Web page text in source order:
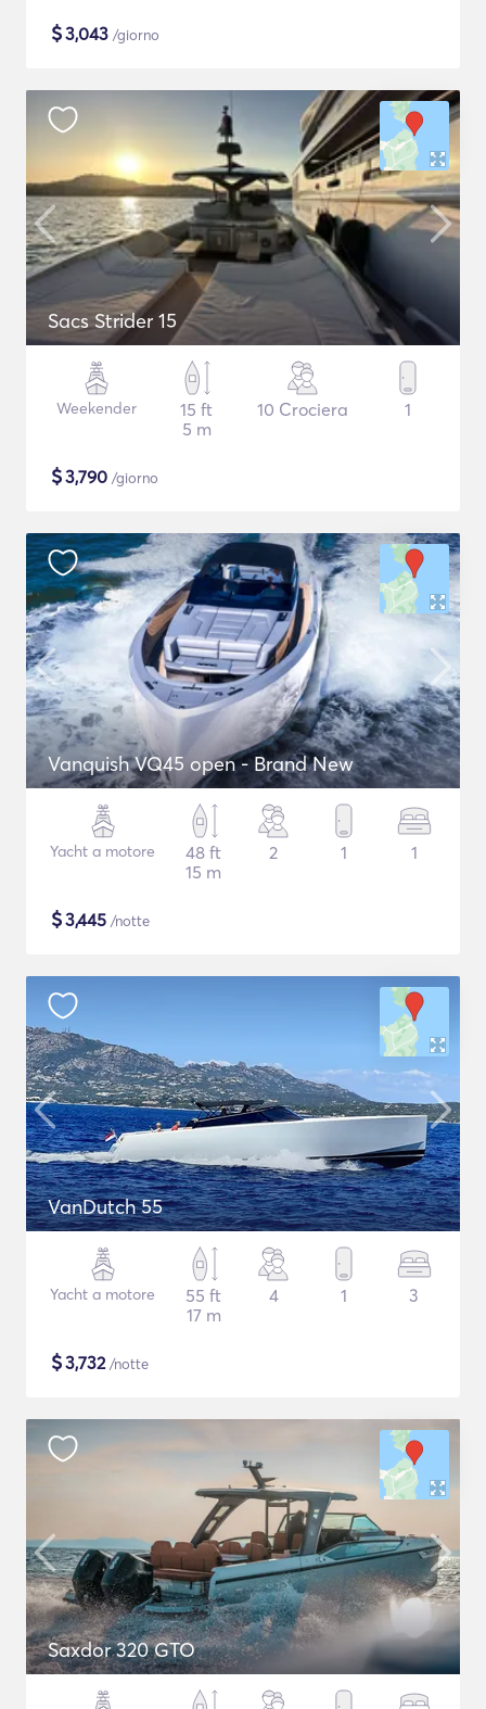
$3,043 /giorno
Sacs Strider 15
Weekender
15 ft
5 m
10 Crociera 1
$3,790 /giorno
Vanquish VQ45 open - Brand New
Yacht a motore
48 ft
15 m
2 1 1
$3,445 /notte
VanDutch 55
Yacht a motore
55 ft
17 m
4 1 3
$3,732/notte
Saxdor 320 GTO